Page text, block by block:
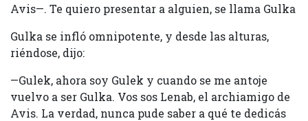
Avis—. Te quiero presentar a alguien, se llama Gulka
Gulka se infló omnipotente, y desde las alturas,
riéndose, dijo:
—Gulek, ahora soy Gulek y cuando se me antoje
vuelvo a ser Gulka. Vos sos Lenab, el archiamigo de
Avis. La verdad, nunca pude saber a qué te dedicás